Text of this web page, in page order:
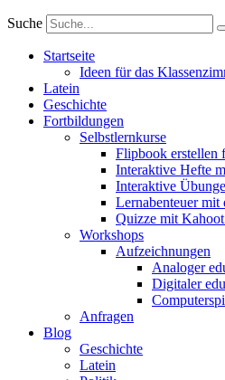
Suche
Startseite
Ideen für das
Latein
Geschichte
Fortbildungen
Selbstlernkurse
Flipbook erstellen
Interaktive Hefte
Interaktive
Lernabenteuer mit
Quizze mit Kahoot
Workshops
Aufzeichnungen
Analoger
Digitaler
Anfragen
Blog
Geschichte
Latein